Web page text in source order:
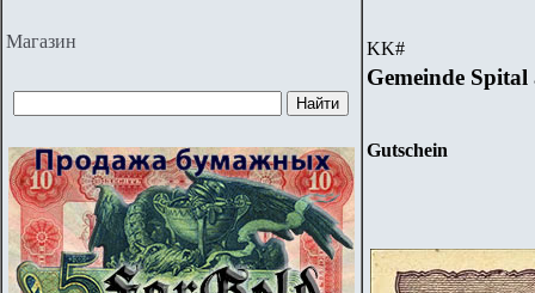
Магазин KK#
Gemeinde
Gutschein